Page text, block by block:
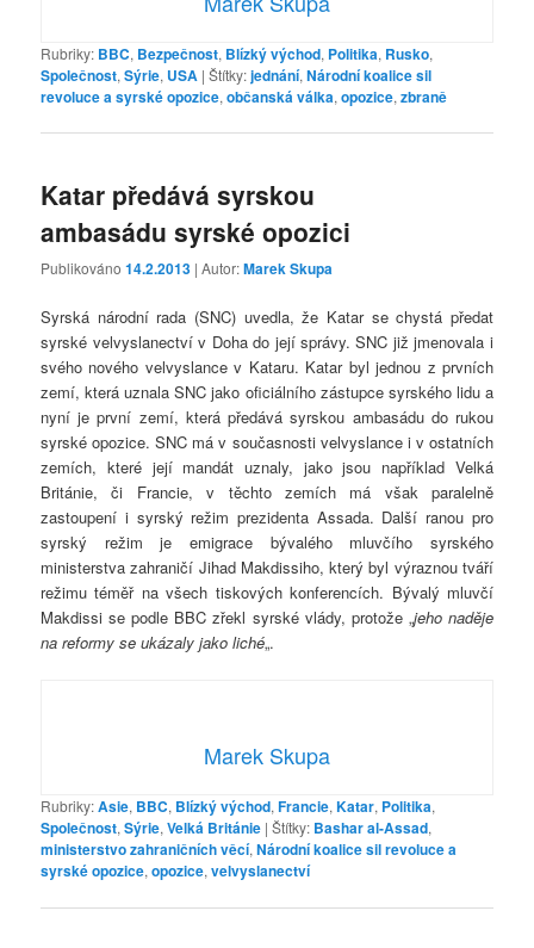
Rubriky: BBC, Bezpečnost, Blízký východ, Politika, Rusko,
Společnost,Sýrie, USA |Štítky:jednání,Národní koalice sil
revoluce a syrské opozice,občanská válka,opozice,zbraně
Katar předává syrskou
ambasádu syrské opozici
Publikováno14.2.2013 | Autor:Marek Skupa
Syrská národní rada (SNC) uvedla, že Katar se chystá předat
syrské velvyslanectví v Doha do její správy. SNC již jmenovala i
svého nového velvyslance v Kataru. Katar byl jednou z prvních
zemí, která uznala SNC jako oficiálního zástupce syrského lidu a
nyní je první zemí, která předává syrskou ambasádu do rukou
syrské opozice. SNC má v současnosti velvyslance i v ostatních
zemích, které její mandát uznaly, jako jsou například Velká
Británie, či Francie, v těchto zemích má však paralelně
zastoupení i syrský režim prezidenta Assada. Další ranou pro
syrský režim je emigrace bývalého mluvčího syrského
ministerstva zahraničí Jihad Makdissiho, který byl výraznou tváří
režimu téměř na všech tiskových konferencích. Bývalý mluvčí
Makdissi se podle BBC zřekl syrské vlády, protože „jeho naděje
na reformy se ukázaly jako liché„.
Marek Skupa
Rubriky:Asie, BBC, Blízký východ,Francie,Katar, Politika,
Společnost,Sýrie,Velká Británie |Štítky: Bashar al-Assad,
ministerstvo zahraničních věcí,Národní koalice sil revoluce a
syrské opozice,opozice,velvyslanectví